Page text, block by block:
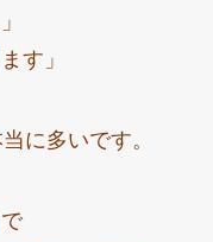
す」
に多いです。